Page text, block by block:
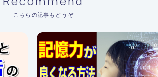
こちらの記事もどうぞ